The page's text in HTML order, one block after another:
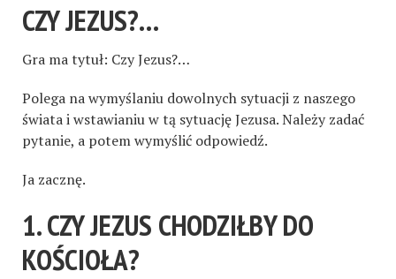
CZY JEZUS?…
Gra ma tytuł: Czy Jezus?…
Polega na wymyślaniu dowolnych sytuacji z naszego
świata i wstawianiu w tą sytuację Jezusa. Należy zadać
pytanie, a potem wymyślić odpowiedź.
Ja zacznę.
1. CZY JEZUS CHODZIŁBY DO
KOŚCIOŁA?